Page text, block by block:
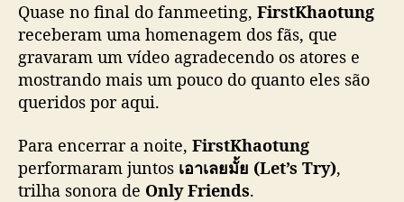
Quase no final do fanmeeting, FirstKhaotung
receberam uma homenagem dos fãs, que
gravaram um vídeo agradecendo os atores e
mostrando mais um pouco do quanto eles são
queridos por aqui.
Para encerrar a noite, FirstKhaotung
performaram juntos เอาเลยมั้ย (Let’s Try),
trilha sonora de Only Friends.